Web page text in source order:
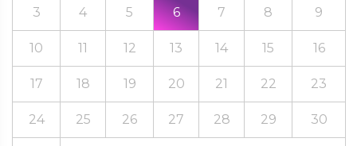
3 4 5 6 7 8 9
10 11 12 13 14 15 16
17 18 19 20 21 22 23
24 25 26 27 28 29 30